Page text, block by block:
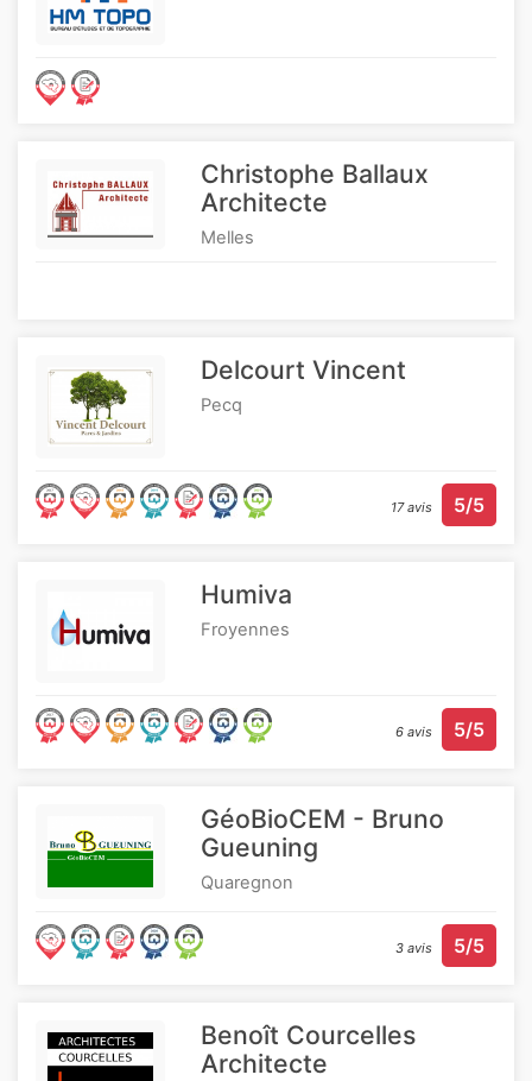
Christophe Ballaux
Architecte
Melles
Delcourt Vincent
Pecq
17 avis 5/5
Humiva
Froyennes
6 avis 5/5
GéoBioCEM - Bruno
Gueuning
Quaregnon
3 avis 5/5
Benoît Courcelles
Architecte